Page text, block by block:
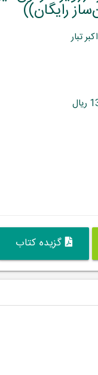
رایگان))
تبار
گزیده کتاب